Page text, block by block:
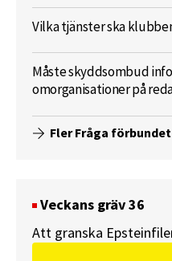
Vilka tjänster ska
Måste skyddsombud
omorganisationer på
Fler Fråga förbundet
Veckans gräv 36
Att granska